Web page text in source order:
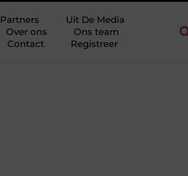
Partners
Uit De Media
Over ons
Ons team
Contact
Registreer